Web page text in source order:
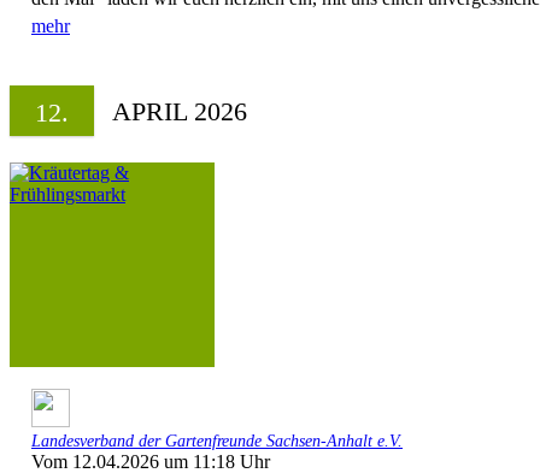
mehr
12. APRIL 2026
Landesverband der Gartenfreunde Sachsen-Anhalt e.V.
Vom 12.04.2026 um 11:18 Uhr